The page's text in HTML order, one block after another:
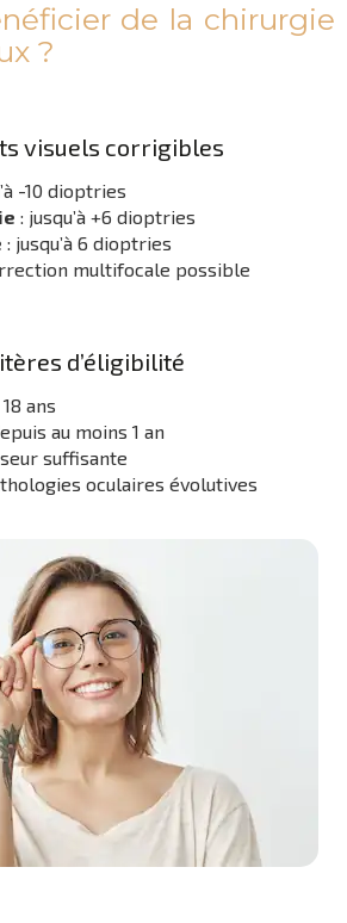
de la chirurgie
?
visuels corrigibles
-10 dioptries
: jusqu’à +6 dioptries
: jusqu’à 6 dioptries
multifocale possible
d’éligibilité
ans
au moins 1 an
suffisante
oculaires évolutives